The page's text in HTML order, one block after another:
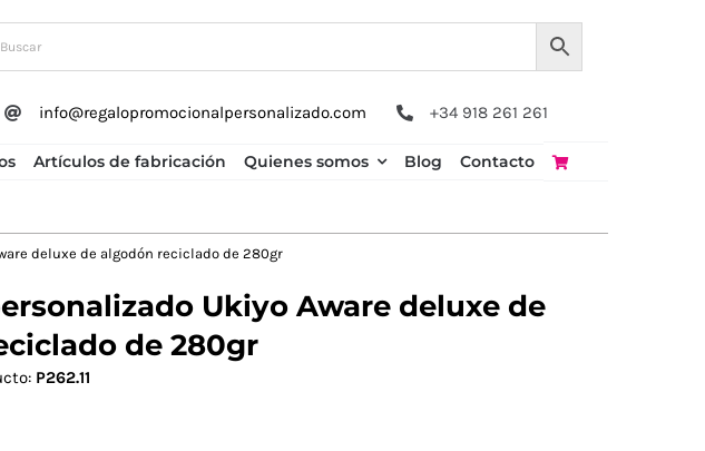
info@regalopromocionalpersonalizado.com +34 918 261 261
Artículos de fabricación Quienes somos Blog Contacto
deluxe de algodón reciclado de 280gr
Ukiyo Aware deluxe de
de 280gr
P262.11